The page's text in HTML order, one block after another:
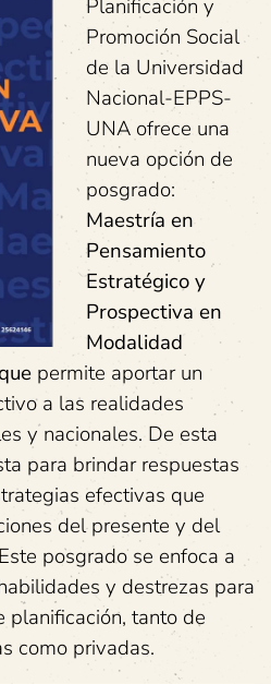
Planificación y
Promoción Social
de la Universidad
Nacional-EPPS-
UNA ofrece una
nueva opción de
posgrado:
Maestría en
Pensamiento
Estratégico y
Prospectiva en
Modalidad
permite aportar un
a las realidades
y nacionales. De esta
para brindar respuestas
efectivas que
del presente y del
posgrado se enfoca a
y destrezas para
planificación, tanto de
como privadas.